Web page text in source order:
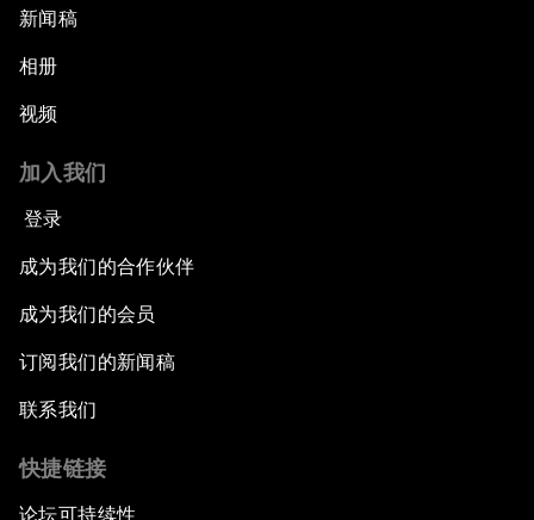
新闻稿
相册
视频
加入我们
登录
成为我们的合作伙伴
成为我们的会员
订阅我们的新闻稿
联系我们
快捷链接
论坛可持续性